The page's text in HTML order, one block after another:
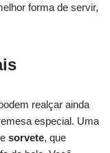
forma de servir,
realçar ainda
especial. Uma
sorvete, que